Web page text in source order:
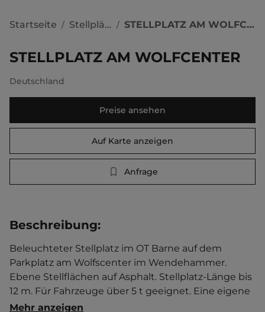
Startseite / Stellplätze / STELLPLATZ AM WOLFCENTER
STELLPLATZ AM WOLFCENTER
Deutschland
Preise ansehen
Auf Karte anzeigen
Anfrage
Beschreibung:
Beleuchteter Stellplatz im OT Barne auf dem
Parkplatz am Wolfscenter im Wendehammer.
Ebene Stellflächen auf Asphalt. Stellplatz-Länge bis
12 m. Für Fahrzeuge über 5 t geeignet. Eine eigene
Toilette an Bord ist zwingende Voraussetzung für
Mehr anzeigen